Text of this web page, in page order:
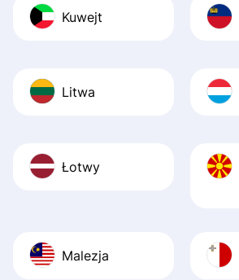
Kuwejt
Litwa
Łotwy
Malezja